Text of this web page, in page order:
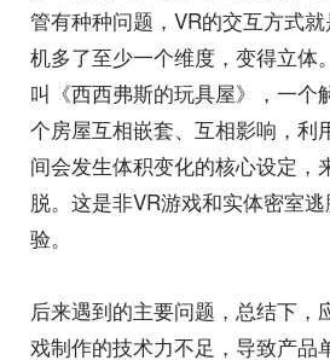
管有种种问题，VR的交互方式
机多了至少一个维度，变得立体
叫《西西弗斯的玩具屋》，一个
个房屋互相嵌套、互相影响，利
间会发生体积变化的核心设定，
脱。这是非VR游戏和实体密室
验。
后来遇到的主要问题，总结下，
戏制作的技术力不足，导致产品